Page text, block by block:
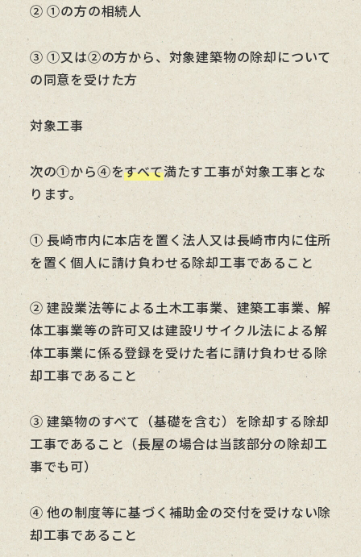
② ①の方の相続人
③ ①又は②の方から、対象建築物の除却について
の同意を受けた方
対象工事
次の①から④をすべて満たす工事が対象工事とな
ります。
① 長崎市内に本店を置く法人又は長崎市内に住所
を置く個人に請け負わせる除却工事であること
② 建設業法等による土木工事業、建築工事業、解
体工事業等の許可又は建設リサイクル法による解
体工事業に係る登録を受けた者に請け負わせる除
却工事であること
③ 建築物のすべて（基礎を含む）を除却する除却
工事であること（長屋の場合は当該部分の除却工
事でも可）
④ 他の制度等に基づく補助金の交付を受けない除
却工事であること